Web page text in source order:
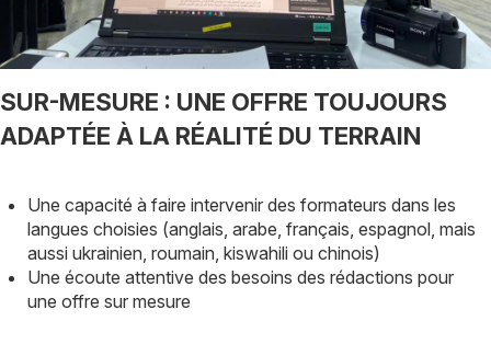
TITRE
SUR-MESURE : UNE OFFRE TOUJOURS
ADAPTÉE À LA RÉALITÉ DU TERRAIN
Une capacité à faire intervenir des formateurs dans les
langues choisies (anglais, arabe, français, espagnol, mais
aussi ukrainien, roumain, kiswahili ou chinois)
Une écoute attentive des besoins des rédactions pour
une offre sur mesure